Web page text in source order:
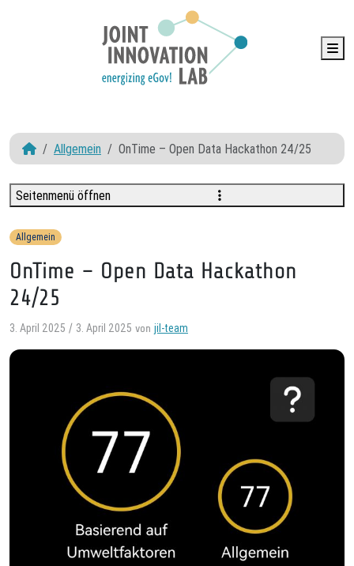
Allgemein OnTime – Open Data Hackathon 24/25‬
Allgemein
OnTime – Open Data Hackathon
24/25‬
3. April 2025 / 3. April 2025 von jil-team
Seitenmenü öffnen